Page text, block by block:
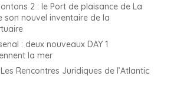
2 : le Port de plaisance de La
son nouvel inventaire de la
: deux nouveaux DAY 1
la mer
Rencontres Juridiques de l’Atlantic